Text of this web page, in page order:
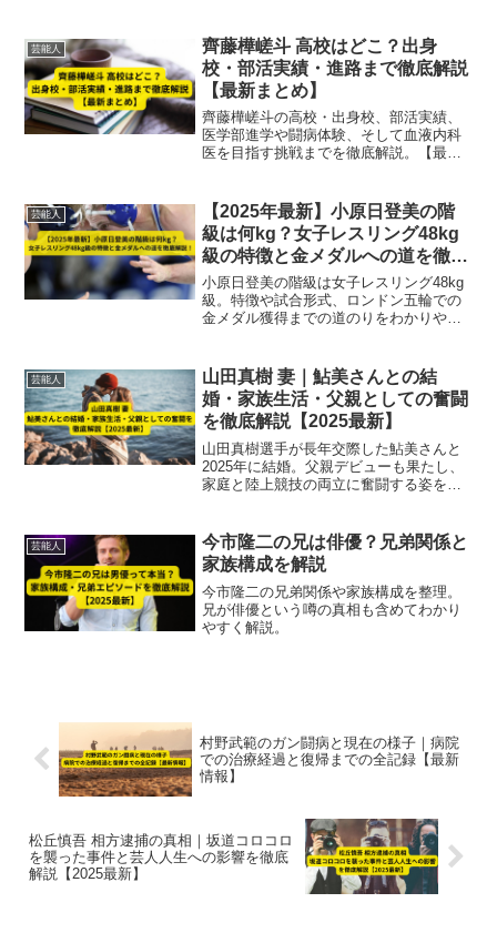
芸能人
齊藤樺嵯斗 高校はどこ？出身
校・部活実績・進路まで徹底解説
【最新まとめ】
齊藤樺嵯斗の高校・出身校、部活実績、
医学部進学や闘病体験、そして血液内科
医を目指す挑戦までを徹底解説。【最新
芸能人
【2025年最新】小原日登美の階
級は何kg？女子レスリング48kg
級の特徴と金メダルへの道を徹底
解説！
小原日登美の階級は女子レスリング48kg
級。特徴や試合形式、ロンドン五輪での
金メダル獲得までの道のりをわかりやす
芸能人
山田真樹 妻｜鮎美さんとの結
婚・家族生活・父親としての奮闘
を徹底解説【2025最新】
山田真樹選手が長年交際した鮎美さんと
2025年に結婚。父親デビューも果たし、
家庭と陸上競技の両立に奮闘する姿を徹
リートとしての素顔に迫る最新情報。
芸能人
今市隆二の兄は俳優？兄弟関係と
家族構成を解説
今市隆二の兄弟関係や家族構成を整理。
兄が俳優という噂の真相も含めてわかり
やすく解説。
村野武範のガン闘病と現在の様子｜病院
での治療経過と復帰までの全記録【最新
情報】
松丘慎吾 相方逮捕の真相｜坂道コロコロ
を襲った事件と芸人人生への影響を徹底
解説【2025最新】